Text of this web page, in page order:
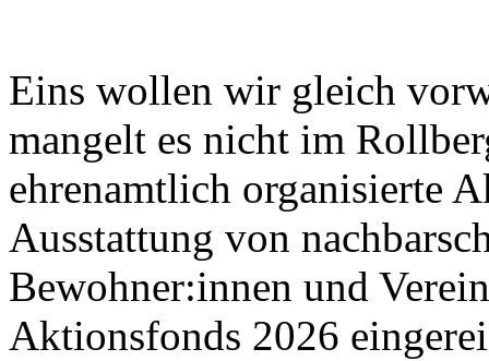
Eins wollen wir gleich
mangelt es nicht im
ehrenamtlich organisierte
Ausstattung von
Bewohner:innen und
Aktionsfonds 2026